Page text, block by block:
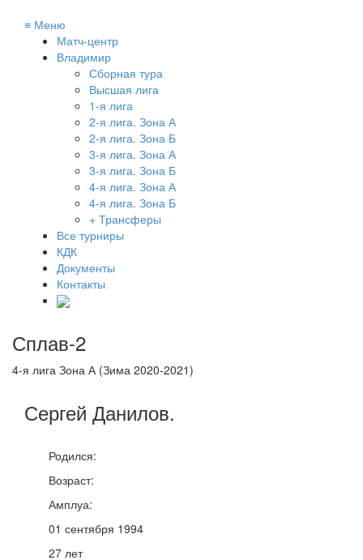
≡ Меню
Матч-центр
Владимир
Сборная тура
Высшая лига
1-я лига
2-я лига. Зона А
2-я лига. Зона Б
3-я лига. Зона А
3-я лига. Зона Б
4-я лига. Зона А
4-я лига. Зона Б
+ Трансферы
Все турниры
КДК
Документы
Контакты
Сплав-2
4-я лига Зона А (Зима 2020-2021)
Сергей Данилов.
Родился:
Возраст:
Амплуа:
01 сентября 1994
27 лет